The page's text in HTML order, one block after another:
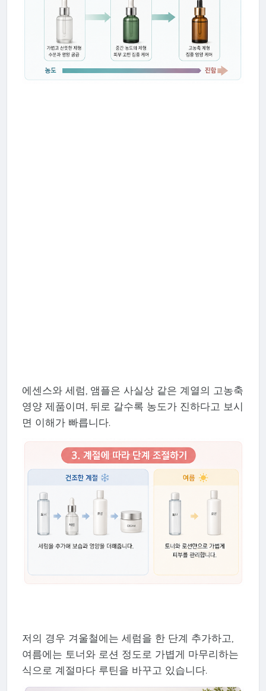
에센스와 세럼, 앰플은 사실상 같은 계열의 고농축
영양 제품이며, 뒤로 갈수록 농도가 진하다고 보시
면 이해가 빠릅니다.
저의 경우 겨울철에는 세럼을 한 단계 추가하고,
여름에는 토너와 로션 정도로 가볍게 마무리하는
식으로 계절마다 루틴을 바꾸고 있습니다.